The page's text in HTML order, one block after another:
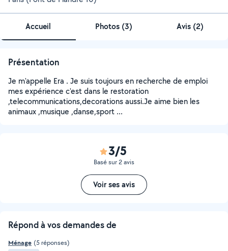
Accueil Photos (3) Avis (2)
Présentation
Je m'appelle Era . Je suis toujours en recherche de emploi
mes expérience c'est dans le restoration
,telecommunications,decorations aussi.Je aime bien les
animaux ,musique ,danse,sport ...
3/5
Basé sur 2 avis
Voir ses avis
Répond à vos demandes de
Ménage (5 réponses)